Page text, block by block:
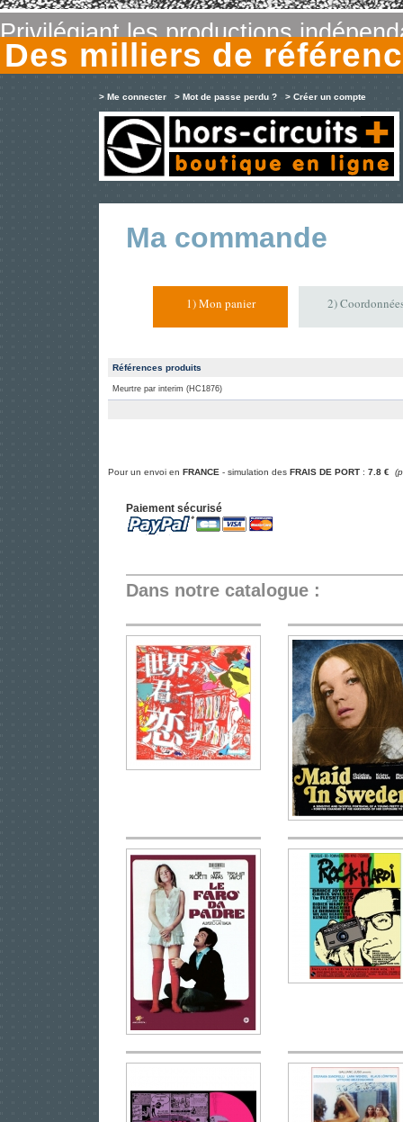
Privilégiant les productions
Des milliers de
> Me connecter > Mot de passe perdu ? > Créer un compte
Ma commande
1) Mon panier 2)
Références produits
Meurtre par interim (HC1876)
Pour un envoi en FRANCE - simulation des FRAIS DE PORT : 7.8 €
Paiement sécurisé
Dans notre catalogue :